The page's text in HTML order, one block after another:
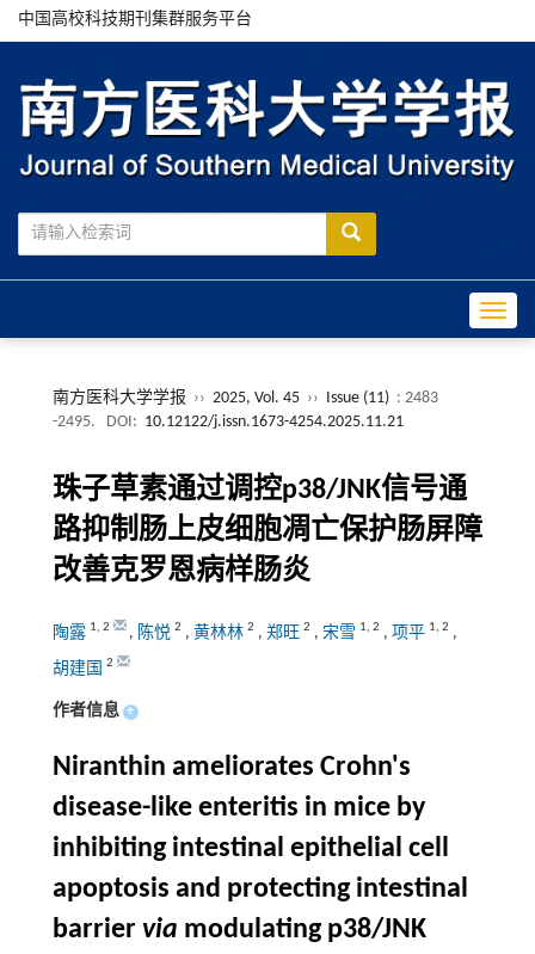
中国高校科技期刊集群服务平台
南方医科大学学报 ›› 2025, Vol. 45 ›› Issue (11) : 2483
-2495.
DOI: 10.12122/j.issn.1673-4254.2025.11.21
珠子草素通过调控p38/JNK信号通
路抑制肠上皮细胞凋亡保护肠屏障
改善克罗恩病样肠炎
陶露 1, 2 , 陈悦 2 , 黄林林 2 , 郑旺 2 , 宋雪 1, 2 , 项平 1, 2 ,
胡建国 2
作者信息 +
Niranthin ameliorates Crohn's
disease-like enteritis in mice by
inhibiting intestinal epithelial cell
apoptosis and protecting intestinal
barrier via modulating p38/JNK